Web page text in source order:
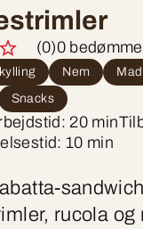
(0)0
Nem
Snacks
20 min
10 min
rucola og